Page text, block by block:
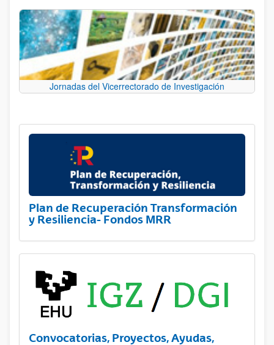
Jornadas del Vicerrectorado de Investigación
Plan de Recuperación Transformación
y Resiliencia- Fondos MRR
Convocatorias, Proyectos, Ayudas,